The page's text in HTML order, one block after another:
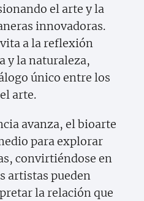
el arte y la
innovadoras.
a la reflexión
y la naturaleza,
único entre los
arte.
avanza, el bioarte
para explorar
convirtiéndose en
artistas pueden
la relación que